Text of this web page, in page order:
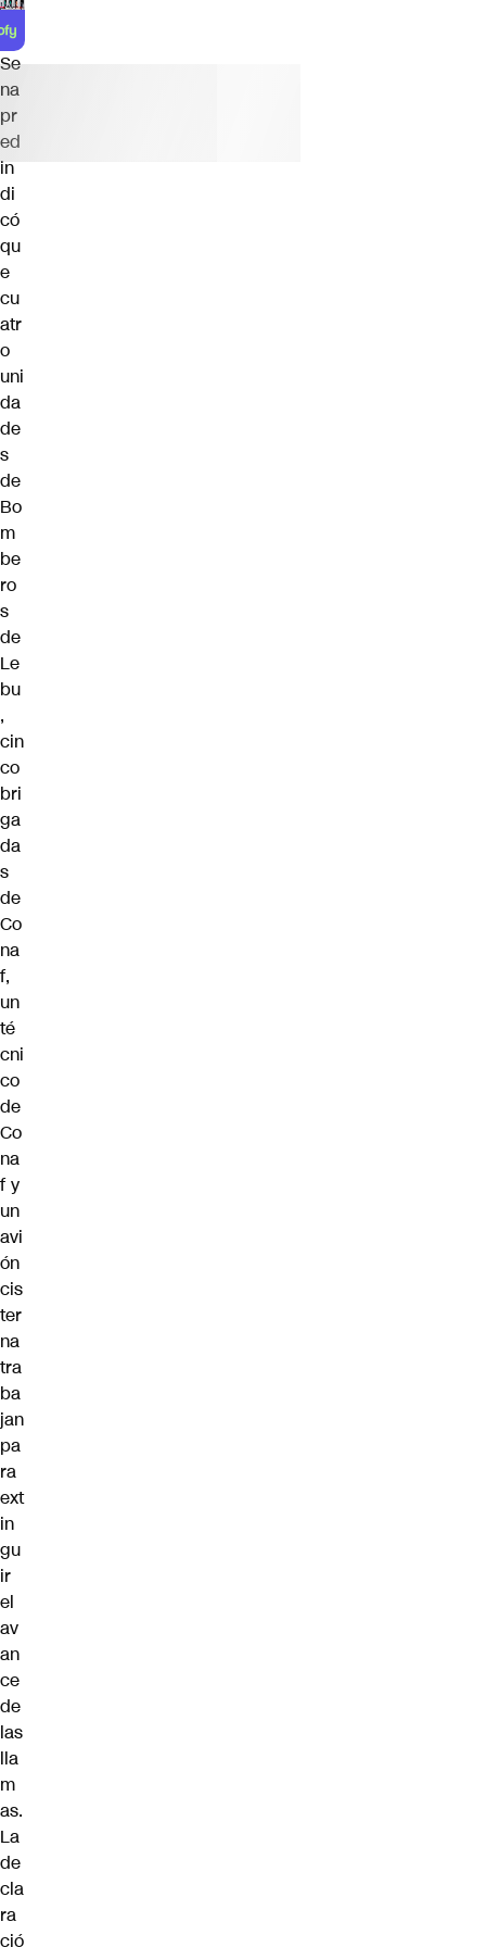
Se
na
pr
ed
in
di
có
qu
e
cu
atr
o
uni
da
de
s
de
Bo
m
be
ro
s
de
Le
bu
,
cin
co
bri
ga
da
s
de
Co
na
f,
un
té
cni
co
de
Co
na
f y
un
avi
ón
cis
ter
na
tra
ba
jan
pa
ra
ext
in
gu
ir
el
av
an
ce
de
las
lla
m
as.
La
de
cla
ra
ció